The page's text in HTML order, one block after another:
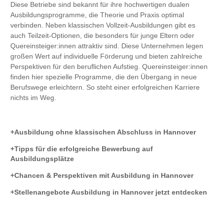
Diese Betriebe sind bekannt für ihre hochwertigen dualen
Ausbildungsprogramme, die Theorie und Praxis optimal
verbinden. Neben klassischen Vollzeit-Ausbildungen gibt es
auch Teilzeit-Optionen, die besonders für junge Eltern oder
Quereinsteiger:innen attraktiv sind. Diese Unternehmen legen
großen Wert auf individuelle Förderung und bieten zahlreiche
Perspektiven für den beruflichen Aufstieg. Quereinsteiger:innen
finden hier spezielle Programme, die den Übergang in neue
Berufswege erleichtern. So steht einer erfolgreichen Karriere
nichts im Weg.
Ausbildung ohne klassischen Abschluss in Hannover
Tipps für die erfolgreiche Bewerbung auf
Ausbildungsplätze
Chancen & Perspektiven mit Ausbildung in Hannover
Stellenangebote Ausbildung in Hannover jetzt entdecken